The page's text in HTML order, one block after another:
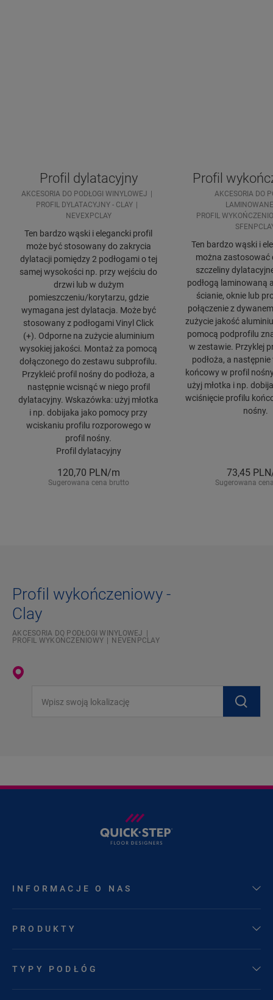
Profil dylatacyjny
AKCESORIA DO PODŁOGI WINYLOWEJ
PROFIL DYLATACYJNY - CLAY
NEVEXPCLAY
Ten bardzo wąski i elegancki profil
może być stosowany do zakrycia
dylatacji pomiędzy 2 podłogami o tej
samej wysokości np. przy wejściu do
drzwi lub w dużym
pomieszczeniu/korytarzu, gdzie
wymagana jest dylatacja. Może być
stosowany z podłogami Vinyl Click
(+). Odporne na zużycie aluminium
wysokiej jakości. Montaż za pomocą
dołączonego do zestawu subprofilu.
Przykleić profil nośny do podłoża, a
następnie wcisnąć w niego profil
dylatacyjny. Wskazówka: użyj młotka
i np. dobijaka jako pomocy przy
wciskaniu profilu rozporowego w
profil nośny.
Profil dylatacyjny
120,70 PLN/m
Sugerowana cena brutto
Profil
AKCESORIA DO
PROFIL
Ten bardzo wąski i
można zastosować
szczeliny
podłogą laminowaną
ścianie, oknie lub
połączenie z
zużycie jakość
pomocą podprofilu
w zestawie. Przyklej
podłoża, a
końcowy w profil
użyj młotka i np.
wciśnięcie profilu
nośny.
73,45
Sugerowana
Profil wykończeniowy -
Clay
AKCESORIA DO PODŁOGI WINYLOWEJ
PROFIL WYKOŃCZENIOWY
NEVENPCLAY
INFORMACJE O NAS
PRODUKTY
TYPY PODŁÓG